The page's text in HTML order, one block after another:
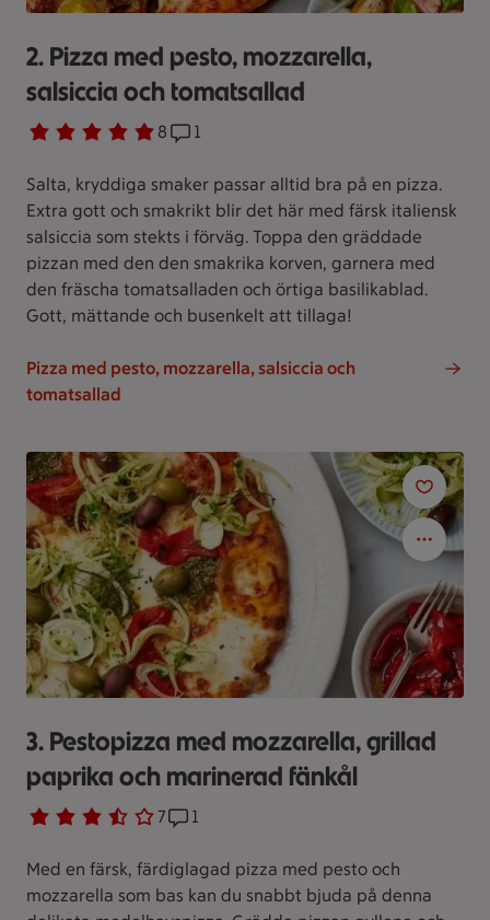
2. Pizza med pesto, mozzarella,
salsiccia och tomatsallad
Betyg 4.9 av 5. 8
8 personer har röstatReceptet har 1 kommentarer
1
Salta, kryddiga smaker passar alltid bra på en pizza.
Extra gott och smakrikt blir det här med färsk italiensk
salsiccia som stekts i förväg. Toppa den gräddade
pizzan med den den smakrika korven, garnera med
den fräscha tomatsalladen och örtiga basilikablad.
Gott, mättande och busenkelt att tillaga!
Pizza med pesto, mozzarella, salsiccia och
tomatsallad
3. Pestopizza med mozzarella, grillad
paprika och marinerad fänkål
Betyg 3.7 av 5. 7
7 personer har röstatReceptet har 1 kommentarer
1
Med en färsk, färdiglagad pizza med pesto och
mozzarella som bas kan du snabbt bjuda på denna